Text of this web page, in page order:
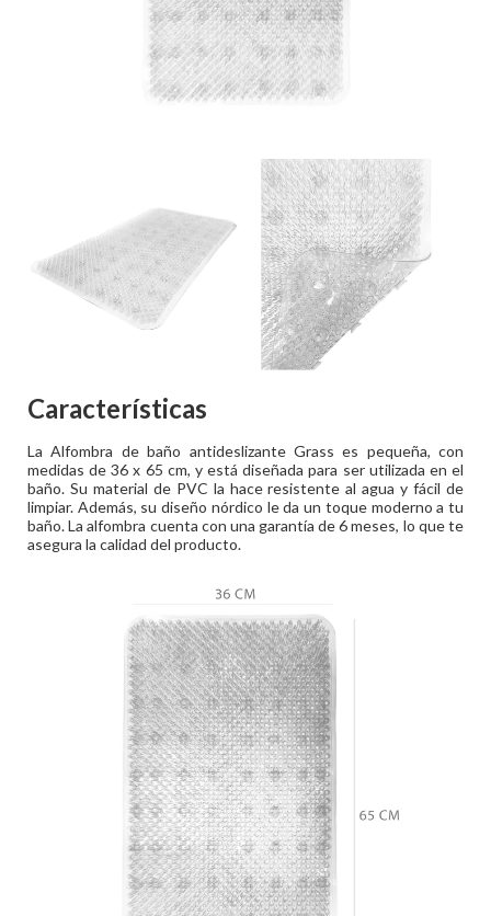
Características
La Alfombra de baño antideslizante Grass es pequeña, con
medidas de 36 x 65 cm, y está diseñada para ser utilizada en el
baño. Su material de PVC la hace resistente al agua y fácil de
limpiar. Además, su diseño nórdico le da un toque moderno a tu
baño. La alfombra cuenta con una garantía de 6 meses, lo que te
asegura la calidad del producto.